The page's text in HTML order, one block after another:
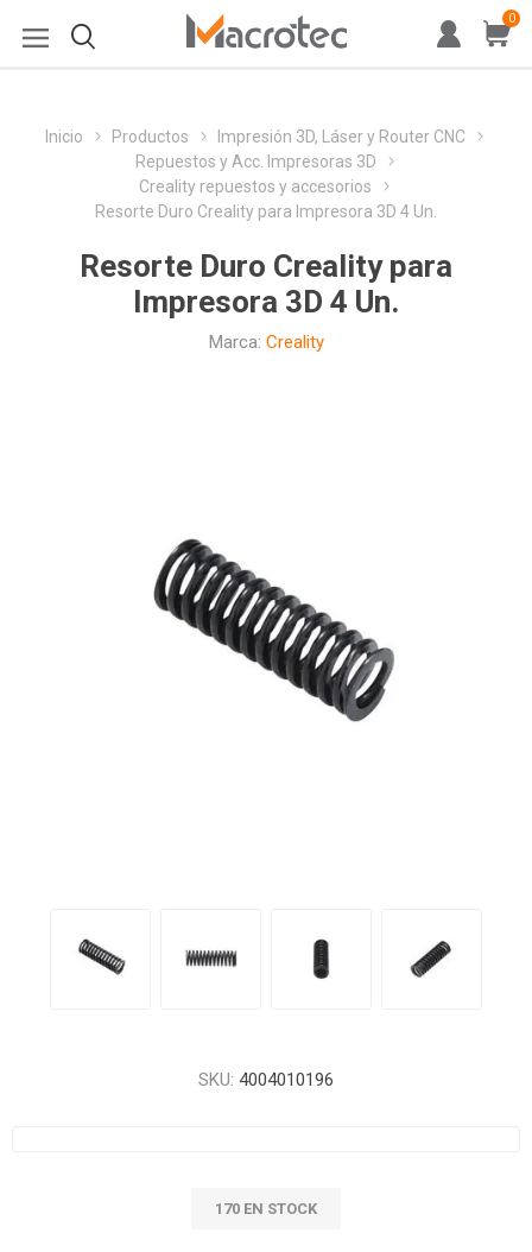
0
Inicio Productos
Impresión 3D, Láser y Router CNC
Repuestos y Acc. Impresoras 3D
Creality repuestos y accesorios
Resorte Duro Creality para Impresora 3D 4 Un.
Resorte Duro Creality para
Impresora 3D 4 Un.
Marca: Creality
SKU: 4004010196
170 EN STOCK